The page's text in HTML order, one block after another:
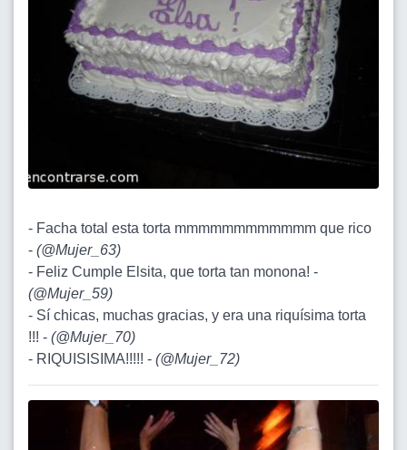
- Facha total esta torta mmmmmmmmmmmm que rico
- (@Mujer_63)
- Feliz Cumple Elsita, que torta tan monona! -
(@Mujer_59)
- Sí chicas, muchas gracias, y era una riquísima torta
!!! - (@Mujer_70)
- RIQUISISIMA!!!!! - (@Mujer_72)